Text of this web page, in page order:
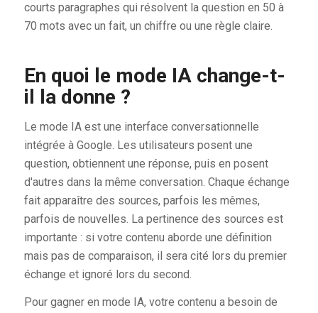
courts paragraphes qui résolvent la question en 50 à
70 mots avec un fait, un chiffre ou une règle claire.
En quoi le mode IA change-t-
il la donne ?
Le mode IA est une interface conversationnelle
intégrée à Google. Les utilisateurs posent une
question, obtiennent une réponse, puis en posent
d'autres dans la même conversation. Chaque échange
fait apparaître des sources, parfois les mêmes,
parfois de nouvelles. La pertinence des sources est
importante : si votre contenu aborde une définition
mais pas de comparaison, il sera cité lors du premier
échange et ignoré lors du second.
Pour gagner en mode IA, votre contenu a besoin de